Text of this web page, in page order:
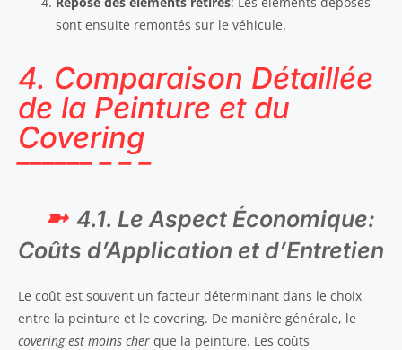
sont ensuite remontés sur le véhicule.
4. Comparaison Détaillée
de la Peinture et du
Covering
4.1. Le Aspect Économique:
Coûts d’Application et d’Entretien
Le coût est souvent un facteur déterminant dans le choix
entre la peinture et le covering. De manière générale, le
covering est moins cher que la peinture. Les coûts